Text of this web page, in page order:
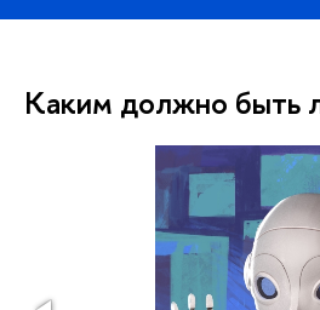
Каким должно быть